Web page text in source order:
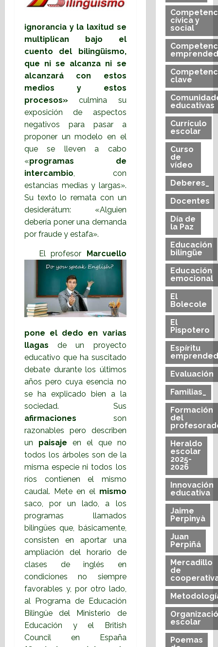
ignorancia y la laxitud se
multiplican bajo el
cuento del bilingüismo,
que ni se alcanza ni se
alcanzará con estos
medios y estos
procesos» culmina su
exposición de aspectos
negativos para pasar a
proponer un modelo en el
que se lleven a cabo
«programas de
intercambio, con
estancias medias y largas».
Su texto lo remata con un
desiderátum: «Alguien
debería poner una demanda
por fraude y estafa».
El profesor Marcuello
pone el dedo en varias
llagas de un proyecto
educativo que ha suscitado
debate durante los últimos
años pero cuya esencia no
se ha explicado bien a la
sociedad. Sus
afirmaciones son
razonables pero describen
un paisaje en el que no
todos los árboles son de la
misma especie ni todos los
ríos contienen el mismo
caudal. Mete en el mismo
saco, por un lado, a los
programas llamados
bilingües que, básicamente,
consisten en aportar una
ampliación del horario de
clases de inglés en
condiciones no siempre
favorables y, por otro lado,
al Programa de Educación
Bilingüe del Ministerio de
Educación y el British
Council en España
cívica y
social
clave
educativas
Currículo
escolar
Curso
de
vídeo
Deberes_
Docentes
Día de
la Paz
Educación
bilingüe
Educación
emocional
El
Bolecole
El
Pispotero
Espíritu
Evaluación
Familias_
Formación
del
Heraldo
escolar
2025-
2026
Innovación
educativa
Jaime
Perpinyà
Juan
Perpiñá
Mercadillo
de
escolar
Poemas